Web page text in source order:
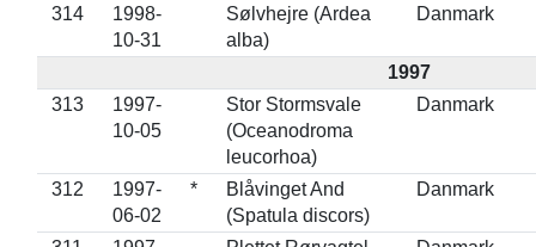
314
1998-
10-31
Sølvhejre (Ardea
alba)
Danmark
1997
313
1997-
10-05
Stor Stormsvale
(Oceanodroma
leucorhoa)
Danmark
312
1997-
06-02
*
Blåvinget And
(Spatula discors)
Danmark